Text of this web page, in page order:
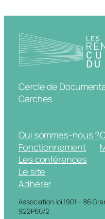
Cercle de
Garches
Qui sommes-nous ?
Fonctionnement
Les conférences
Le site
Adhérer
Association loi 1901 – 86
922P6072